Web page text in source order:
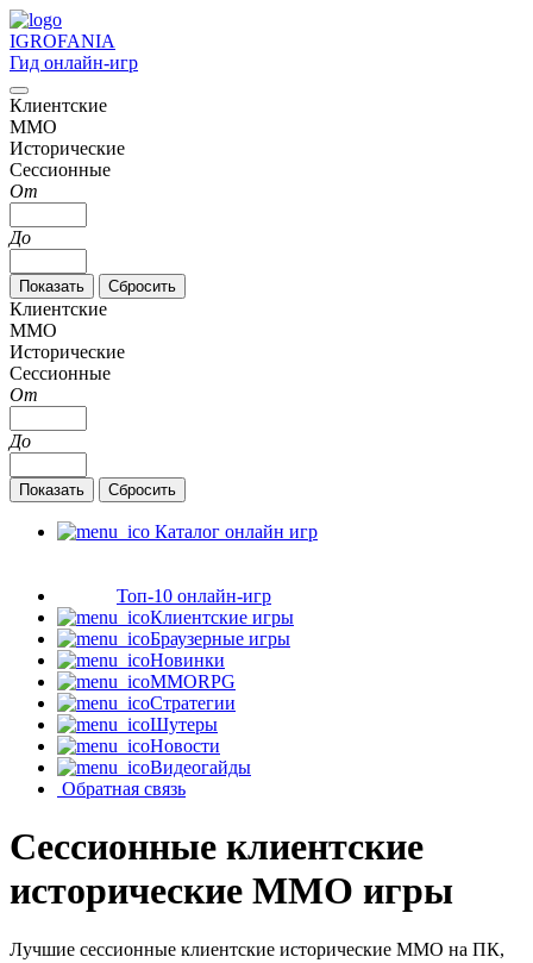
IGROFANIA
Гид онлайн-игр
Клиентские
MMO
Исторические
Сессионные
От
До
Клиентские
MMO
Исторические
Сессионные
От
До
Каталог онлайн игр
Топ-10 онлайн-игр
Клиентские игры
Браузерные игры
Новинки
MMORPG
Стратегии
Шутеры
Новости
Видеогайды
Обратная связь
Сессионные клиентские
исторические MMO игры
Лучшие сессионные клиентские исторические MMO на ПК,